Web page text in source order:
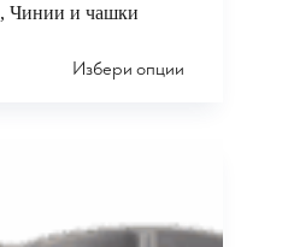
, Чинии и чашки
Избери опции